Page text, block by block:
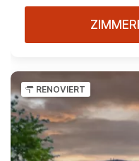
RENOVIERT